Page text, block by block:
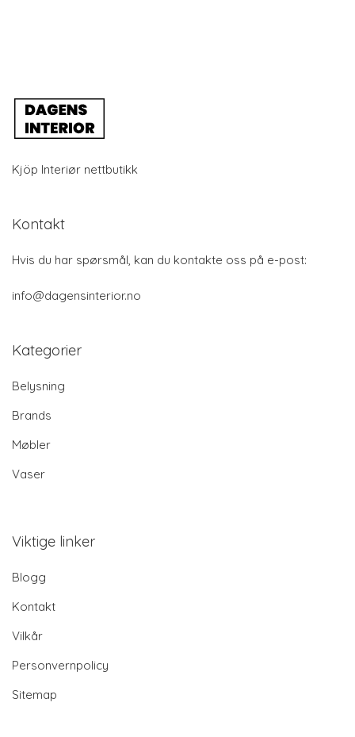
Kjöp Interiør nettbutikk
Kontakt
Hvis du har spørsmål, kan du kontakte oss på e-post:
info@dagensinterior.no
Kategorier
Belysning
Brands
Møbler
Vaser
Viktige linker
Blogg
Kontakt
Vilkår
Personvernpolicy
Sitemap